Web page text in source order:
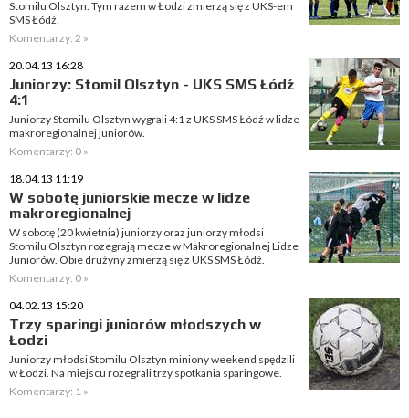
Stomilu Olsztyn. Tym razem w Łodzi zmierzą się z UKS-em
SMS Łódź.
Komentarzy: 2 »
20.04.13 16:28
Juniorzy: Stomil Olsztyn - UKS SMS Łódź
4:1
Juniorzy Stomilu Olsztyn wygrali 4:1 z UKS SMS Łódź w lidze
makroregionalnej juniorów.
Komentarzy: 0 »
18.04.13 11:19
W sobotę juniorskie mecze w lidze
makroregionalnej
W sobotę (20 kwietnia) juniorzy oraz juniorzy młodsi
Stomilu Olsztyn rozegrają mecze w Makroregionalnej Lidze
Juniorów. Obie drużyny zmierzą się z UKS SMS Łódź.
Komentarzy: 0 »
04.02.13 15:20
Trzy sparingi juniorów młodszych w
Łodzi
Juniorzy młodsi Stomilu Olsztyn miniony weekend spędzili
w Łodzi. Na miejscu rozegrali trzy spotkania sparingowe.
Komentarzy: 1 »